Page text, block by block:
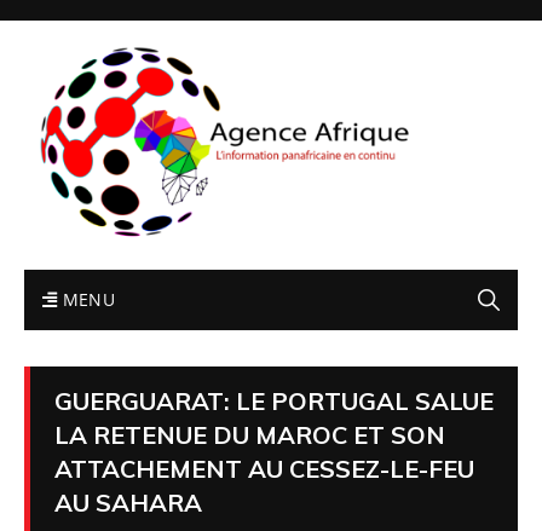
MENU
GUERGUARAT: LE PORTUGAL SALUE
LA RETENUE DU MAROC ET SON
ATTACHEMENT AU CESSEZ-LE-FEU
AU SAHARA